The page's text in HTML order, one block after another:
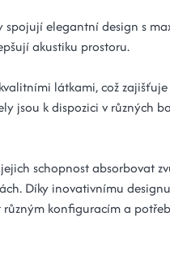
spojují elegantní design s
akustiku prostoru.
látkami, což
jsou k dispozici v různých
schopnost absorbovat
Díky inovativnímu
konfiguracím a